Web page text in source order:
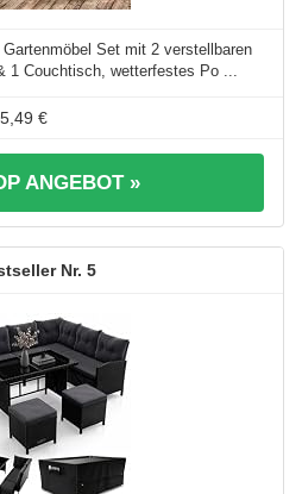
Set mit 2 verstellbaren
1 Couchtisch, wetterfestes Po ...
€
ANGEBOT »
5